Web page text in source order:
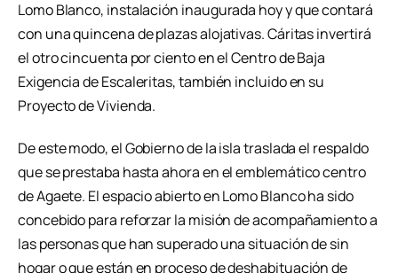
Lomo Blanco, instalación inaugurada hoy y que contará
con una quincena de plazas alojativas. Cáritas invertirá
el otro cincuenta por ciento en el Centro de Baja
Exigencia de Escaleritas, también incluido en su
Proyecto de Vivienda.
De este modo, el Gobierno de la isla traslada el respaldo
que se prestaba hasta ahora en el emblemático centro
de Agaete. El espacio abierto en Lomo Blanco ha sido
concebido para reforzar la misión de acompañamiento a
las personas que han superado una situación de sin
hogar o que están en proceso de deshabituación de